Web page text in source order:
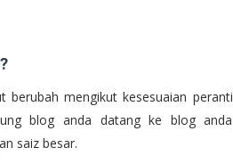
berubah mengikut kesesuaian peranti
blog anda datang ke blog anda
saiz besar.